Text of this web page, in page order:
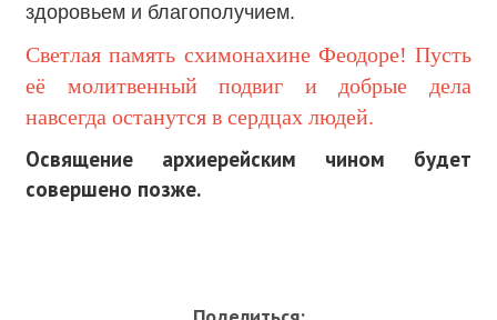
здоровьем и благополучием.
Светлая память схимонахине Феодоре! Пусть
её молитвенный подвиг и добрые дела
навсегда останутся в сердцах людей.
Освящение архиерейским чином будет
совершено позже.